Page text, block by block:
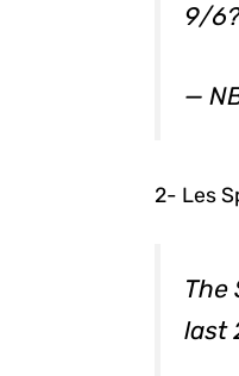
9/
—
2- Les
The
last